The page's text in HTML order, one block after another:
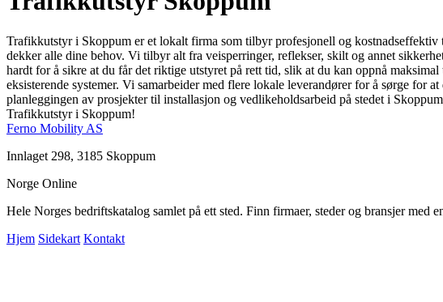
Trafikkutstyr i Skoppum er et lokalt firma som tilbyr profesjonell og
dekker alle dine behov. Vi tilbyr alt fra veisperringer, reflekser, skilt og annet
hardt for å sikre at du får det riktige utstyret på rett tid, slik at du kan oppnå
eksisterende systemer. Vi samarbeider med flere lokale leverandører for å sørge for
planleggingen av prosjekter til installasjon og vedlikeholdsarbeid på stedet i
Trafikkutstyr i Skoppum!
Ferno Mobility AS
Innlaget 298, 3185 Skoppum
Norge Online
Hele Norges bedriftskatalog samlet på ett sted. Finn firmaer, steder og bransjer med
Hjem Sidekart Kontakt